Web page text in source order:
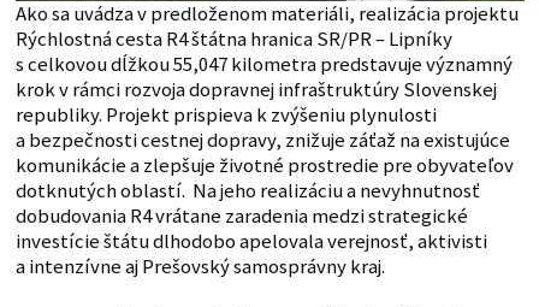
Ako sa uvádza v predloženom materiáli, realizácia projektu
Rýchlostná cesta R4 štátna hranica SR/PR – Lipníky
s celkovou dĺžkou 55,047 kilometra predstavuje významný
krok v rámci rozvoja dopravnej infraštruktúry Slovenskej
republiky. Projekt prispieva k zvýšeniu plynulosti
a bezpečnosti cestnej dopravy, znižuje záťaž na existujúce
komunikácie a zlepšuje životné prostredie pre obyvateľov
dotknutých oblastí. Na jeho realizáciu a nevyhnutnosť
dobudovania R4 vrátane zaradenia medzi strategické
investície štátu dlhodobo apelovala verejnosť, aktivisti
a intenzívne aj Prešovský samosprávny kraj.